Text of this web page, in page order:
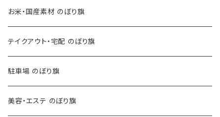
お米・国産素材 のぼり旗
テイクアウト・宅配 のぼり旗
駐車場 のぼり旗
美容・エステ のぼり旗